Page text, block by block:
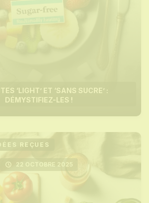
‘LIGHT’ ET ‘SANS SUCRE’ :
DÉMYSTIFIEZ-LES !
REÇUES
22 OCTOBRE 2025